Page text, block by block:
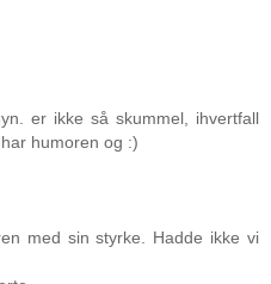
er ikke så skummel, ihvertfall
humoren og :)
med sin styrke. Hadde ikke vi